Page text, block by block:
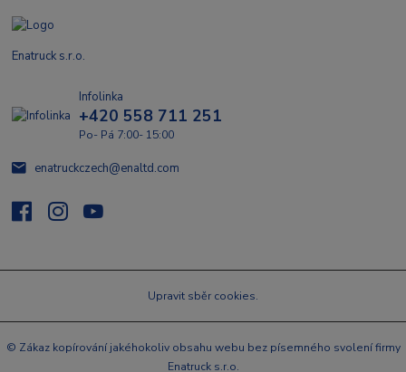
Enatruck s.r.o.
Infolinka
+420 558 711 251
Po- Pá 7:00- 15:00
enatruckczech@enaltd.com
Upravit sběr cookies.
© Zákaz kopírování jakéhokoliv obsahu webu bez písemného svolení firmy
Enatruck s.r.o.